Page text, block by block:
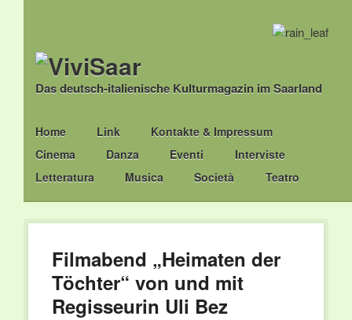
Das deutsch-italienische Kulturmagazin im Saarland
Main menu
Skip
to
content
Home Link
Kontakte & Impressum
Cinema
Danza Eventi
Interviste
Letteratura
Musica Società Teatro
Filmabend „Heimaten der
Töchter“ von und mit
Regisseurin Uli Bez